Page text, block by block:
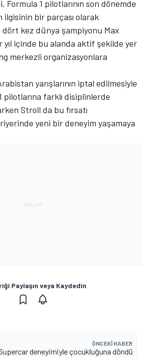
Formula 1 pilotlarının son dönemde
ilgisinin bir parçası olarak
kez dünya şampiyonu Max
yıl içinde bu alanda aktif şekilde yer
merkezli organizasyonlara
yarışlarının iptal edilmesiyle
pilotlarına farklı disiplinlerde
Stroll da bu fırsatı
yeni bir deneyim yaşamaya
Paylaşın veya Kaydedin
ÖNCEKI HABER
deneyimiyle çocukluğuna döndü